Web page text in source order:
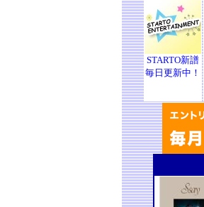
STARTO新譜
毎日更新中！